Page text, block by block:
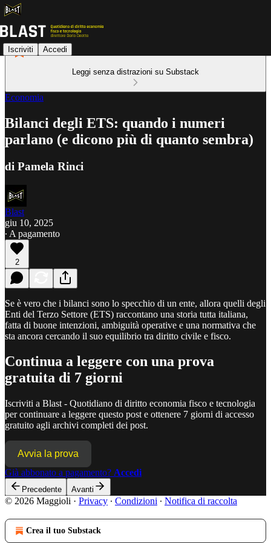
Iscriviti Accedi
Leggi senza distrazioni su Substack
Economia
Bilanci degli ETS: quando i numeri
parlano (e dicono più di quanto sembra)
di Pamela Rinci
Blast
giu 10, 2025
∙ A pagamento
2
Se è vero che i bilanci sono lo specchio di un ente, allora quelli degli
Enti del Terzo Settore (ETS) raccontano una storia tutta italiana,
fatta di buone intenzioni, ambiguità operative e una normativa che
sta ancora cercando il suo equilibrio tra diritto civile e fisco.
Continua a leggere con una prova
gratuita di 7 giorni
Iscriviti a Blast - Quotidiano di diritto economia fisco e tecnologia
per continuare a leggere questo post e ottenere 7 giorni di accesso
gratuito agli archivi completi dei post.
Avvia la prova
Già abbonato a pagamento? Accedi
Precedente Avanti
© 2026 Maggioli · Privacy ∙ Condizioni ∙ Notifica di raccolta
Crea il tuo Substack